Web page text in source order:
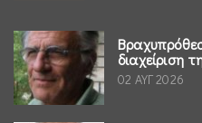
διαχείριση
02 ΑΥΓ 2026